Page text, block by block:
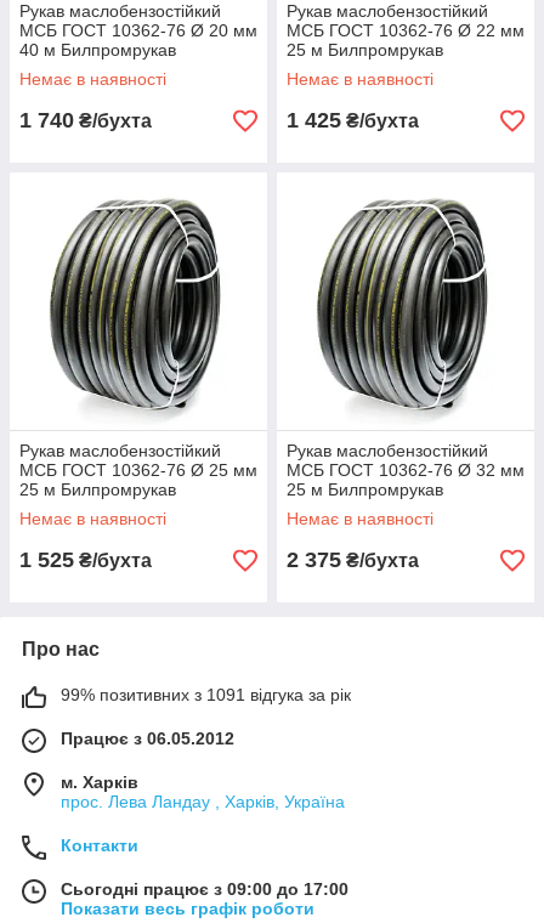
Рукав маслобензостійкий
МСБ ГОСТ 10362-76 Ø 20 мм
40 м Билпромрукав
Немає в наявності
1 740 ₴/бухта
Рукав маслобензостійкий
МСБ ГОСТ 10362-76 Ø 22 мм
25 м Билпромрукав
Немає в наявності
1 425 ₴/бухта
Рукав маслобензостійкий
МСБ ГОСТ 10362-76 Ø 25 мм
25 м Билпромрукав
Немає в наявності
1 525 ₴/бухта
Рукав маслобензостійкий
МСБ ГОСТ 10362-76 Ø 32 мм
25 м Билпромрукав
Немає в наявності
2 375 ₴/бухта
Про нас
99% позитивних з 1091 відгука за рік
Працює з 06.05.2012
м. Харків
прос. Лева Ландау , Харків, Україна
Контакти
Сьогодні працює з 09:00 до 17:00
Показати весь графік роботи